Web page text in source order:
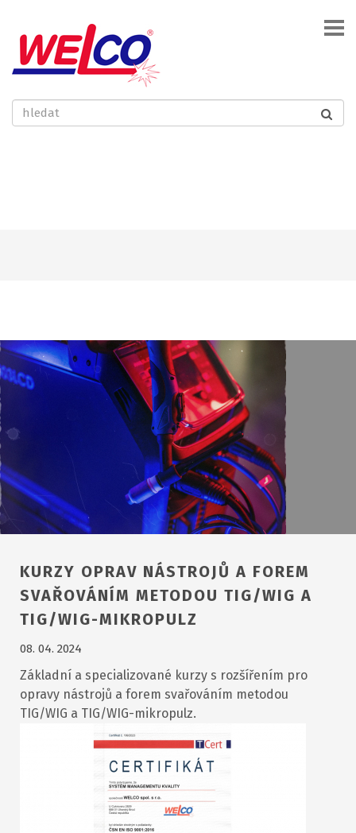
KURZY OPRAV NÁSTROJŮ A FOREM
SVAŘOVÁNÍM METODOU TIG/WIG A
TIG/WIG-MIKROPULZ
08. 04. 2024
Základní a specializované kurzy s rozšířením pro
opravy nástrojů a forem svařováním metodou
TIG/WIG a TIG/WIG-mikropulz.